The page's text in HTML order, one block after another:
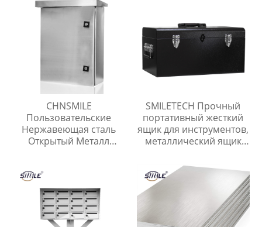
CHNSMILE
Пользовательские
Нержавеющая сталь
Открытый Металл
SMILETECH Прочный
портативный жесткий
ящик для инструментов,
металлический ящик
ящики для хранения
оборудования